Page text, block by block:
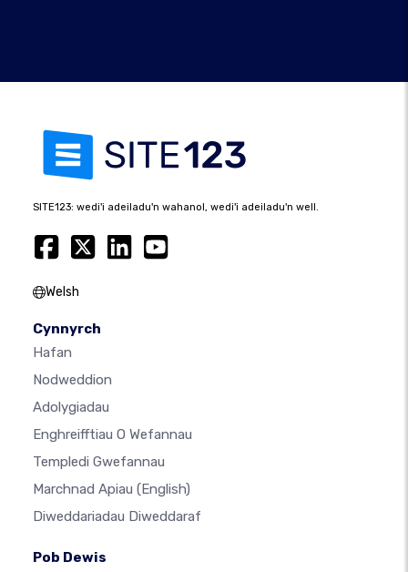
SITE123: wedi'i adeiladu'n wahanol, wedi'i adeiladu'n well.
Welsh
Cynnyrch
Hafan
Nodweddion
Adolygiadau
Enghreifftiau O Wefannau
Templedi Gwefannau
Marchnad Apiau (English)
Diweddariadau Diweddaraf
Pob Dewis